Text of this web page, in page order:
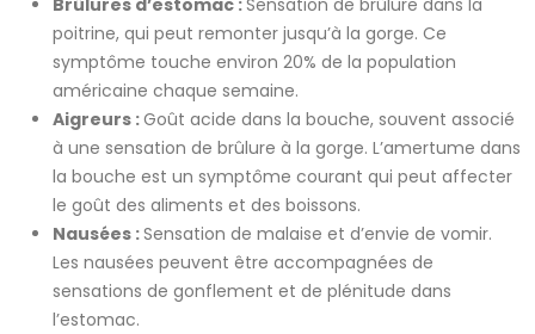
Brûlures d’estomac :Sensation de brûlure dans la
poitrine, qui peut remonter jusqu’à la gorge. Ce
symptôme touche environ 20% de la population
américaine chaque semaine.
Aigreurs :Goût acide dans la bouche, souvent associé
à une sensation de brûlure à la gorge. L’amertume dans
la bouche est un symptôme courant qui peut affecter
le goût des aliments et des boissons.
Nausées :Sensation de malaise et d’envie de vomir.
Les nausées peuvent être accompagnées de
sensations de gonflement et de plénitude dans
l’estomac.